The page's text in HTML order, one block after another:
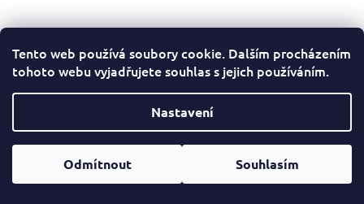
Tento web používá soubory cookie. Dalším procházením
tohoto webu vyjadřujete souhlas s jejich používáním.
Nastavení
Odmítnout Souhlasím
Náramek z chirurgické oceli BGO494